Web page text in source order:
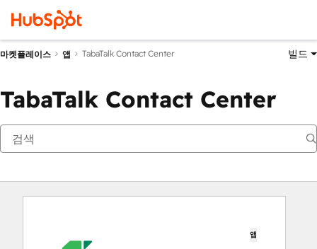
마켓플레이스 앱 TabaTalk Contact Center 빌드
TabaTalk Contact Center
앱